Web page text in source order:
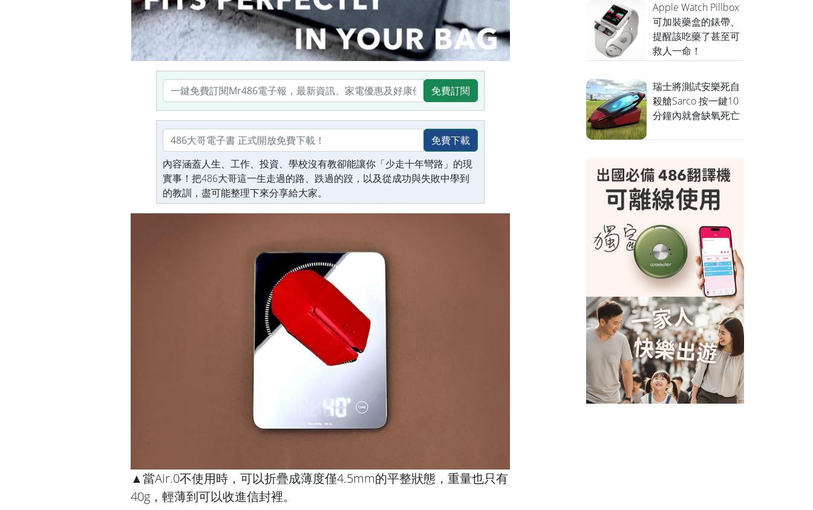
免費訂閱
免費下載
內容涵蓋人生、工作、投資、學校沒有教卻能讓你「少走十年彎路」的現
實事！把486大哥這一生走過的路、跌過的跤，以及從成功與失敗中學到
的教訓，盡可能整理下來分享給大家。
▲當Air.0不使用時，可以折疊成薄度僅4.5mm的平整狀態，重量也只有
40g，輕薄到可以收進信封裡。
Apple Watch Pillbox
可加裝藥盒的錶帶、
提醒該吃藥了甚至可
救人一命！
瑞士將測試安樂死自
殺艙Sarco 按一鍵10
分鐘內就會缺氧死亡